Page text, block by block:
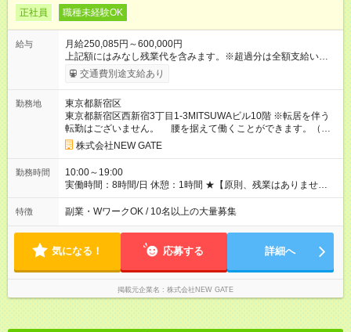
正社員 職種未経験OK
給与
月給250,085円～600,000円
上記額にはみなし残業代を含みます。※超過分は全額支給いたし
ます。 みなし残業代 47,485円／月 みなし残業時間 30時間／月
・研修期間については月給20万3000円＋交通費＋資格手当＋役
期間あり 試用期間の長さ：6ヶ月 ※ 雇用形態と給与に、本採用
時と異なる部分があります。 雇用形態：中途採用（契約社員）
給与：本採用時と同じです。
交通費別途支給あり
勤務地
東京都新宿区
東京都新宿区西新宿3丁目1-3MITSUWAビル10階 ※転居を伴う
転勤はございません。 腰を据えて働くことができます。（最
寄り駅： 新宿駅）
株式会社NEW GATE
勤務時間
10:00～19:00
実働時間：8時間/日 休憩：1時間 ★【原則、残業はありませ
ん！】 定時になったらピタッと退勤します。 仕事終わりは趣味
のゲームに没頭したり、 推し活のライブに参戦してみたり、 友
ベート時間を 存分に満喫しています！
特徴 副業・WワークOK / 10名以上の大量募集
気になる！ 応募する 詳細へ
掲載元企業名 株式会社NEW GATE